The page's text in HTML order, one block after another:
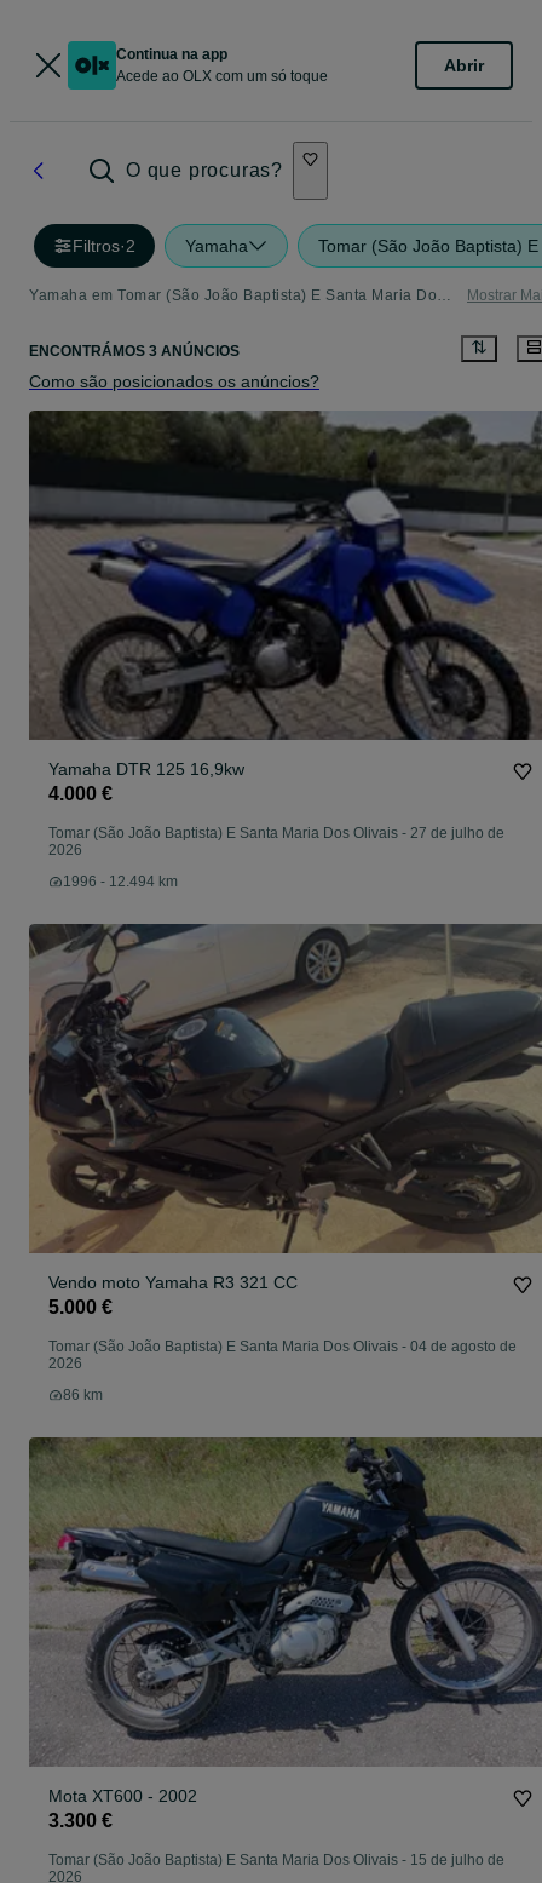
Continua na app
Acede ao OLX com um só toque
Abrir
O que procuras?
Filtros·2 Yamaha Tomar (São João Baptista)
Yamaha em Tomar (São João Baptista) E Santa Maria Dos Olivais - tudo o que precisa Mostrar
ENCONTRÁMOS 3 ANÚNCIOS
Como são posicionados os anúncios?
Yamaha DTR 125 16,9kw
4.000 €
Tomar (São João Baptista) E Santa Maria Dos Olivais - 27 de julho de
2026
1996 - 12.494 km
Vendo moto Yamaha R3 321 CC
5.000 €
Tomar (São João Baptista) E Santa Maria Dos Olivais - 04 de agosto de
2026
86 km
Mota XT600 - 2002
3.300 €
Tomar (São João Baptista) E Santa Maria Dos Olivais - 15 de julho de
2026